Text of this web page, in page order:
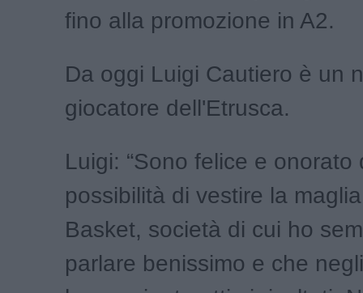
fino alla promozione in A2.
Da oggi Luigi Cautiero è un
giocatore dell'Etrusca.
Luigi: “Sono felice e onorato
possibilità di vestire la
Basket, società di cui ho
parlare benissimo e che